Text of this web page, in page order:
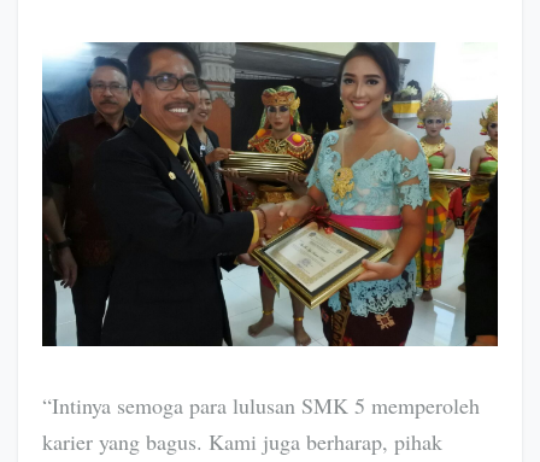
“Intinya semoga para lulusan SMK 5 memperoleh
karier yang bagus. Kami juga berharap, pihak